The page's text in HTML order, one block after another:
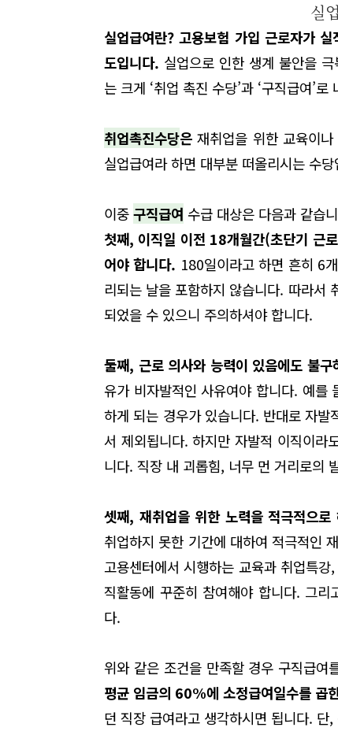
실
실업급여란? 고용보험 가입 근로자가
도입니다. 실업으로 인한 생계 불안을
는 크게 ‘취업 촉진 수당’과 ‘구직급여’로
취업촉진수당은 재취업을 위한 교육이
실업급여라 하면 대부분 떠올리시는 수
이중구직급여 수급 대상은 다음과 같습
첫째, 이직일 이전 18개월간(초단기 근
어야 합니다. 180일이라고 하면 흔히 6
리되는 날을 포함하지 않습니다. 따라
되었을 수 있으니 주의하셔야 합니다.
둘째, 근로 의사와 능력이 있음에도 불
유가 비자발적인 사유여야 합니다. 예를
하게 되는 경우가 있습니다. 반대로 자
서 제외됩니다. 하지만 자발적 이직이라
니다. 직장 내 괴롭힘, 너무 먼 거리로의
셋째, 재취업을 위한 노력을 적극적으로
취업하지 못한 기간에 대하여 적극적인
고용센터에서 시행하는 교육과 취업특
직활동에 꾸준히 참여해야 합니다. 그
다.
위와 같은 조건을 만족할 경우 구직급여
평균 임금의 60%에 소정급여일수를 곱
던 직장 급여라고 생각하시면 됩니다.